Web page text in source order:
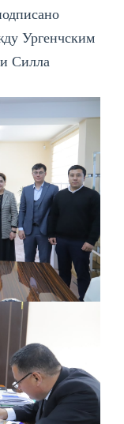
Ургенчским
Силла